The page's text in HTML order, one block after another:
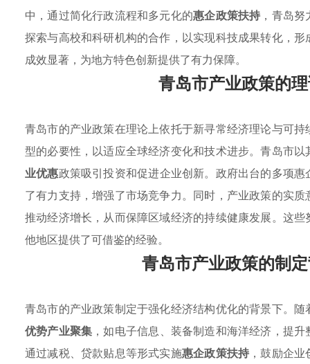
中，通过简化行政流程和多元化的惠企政策扶持 ，青岛
探索与高校和科研机构的合作，以实现科技成果转化，
成效显著，为地方特色创新提供了有力保障。
青岛市产业政策的
青岛市的产业政策在理论上依托于新寻常经济理论与可
型的必要性，以适应全球经济变化和技术进步。青岛市
业优惠政策吸引投资和促进企业创新。政府出台的多项
了有力支持，增强了市场竞争力。同时，产业政策的实
推动经济增长，从而保障区域经济的持续健康发展。这
他地区提供了可借鉴的经验。
青岛市产业政策的制
青岛市的产业政策制定于强化经济结构优化的背景下。
优势产业聚集 ，如电子信息、装备制造和海洋经济，提
通过减税、贷款贴息等形式实施惠企政策扶持 ，鼓励企